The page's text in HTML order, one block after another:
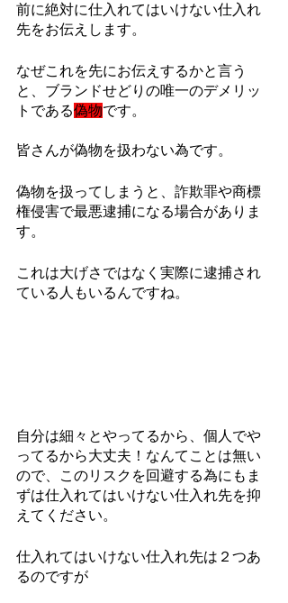
前に絶対に仕入れてはいけない仕入れ
先をお伝えします。
なぜこれを先にお伝えするかと言う
と、ブランドせどりの唯一のデメリッ
トである偽物です。
皆さんが偽物を扱わない為です。
偽物を扱ってしまうと、詐欺罪や商標
権侵害で最悪逮捕になる場合がありま
す。
これは大げさではなく実際に逮捕され
ている人もいるんですね。
自分は細々とやってるから、個人でや
ってるから大丈夫！なんてことは無い
ので、このリスクを回避する為にもま
ずは仕入れてはいけない仕入れ先を抑
えてください。
仕入れてはいけない仕入れ先は２つあ
るのですが